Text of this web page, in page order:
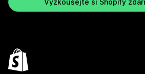
Vyzkoušejte si Shopify